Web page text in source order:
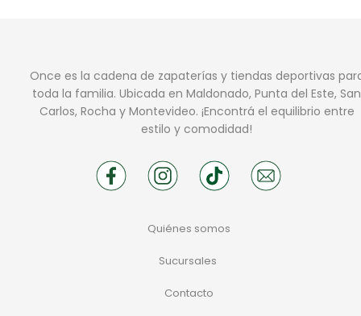
Once es la cadena de zapaterías y tiendas deportivas
toda la familia. Ubicada en Maldonado, Punta del Este, San
Carlos, Rocha y Montevideo. ¡Encontrá el equilibrio entre
estilo y comodidad!
Quiénes somos
Sucursales
Contacto